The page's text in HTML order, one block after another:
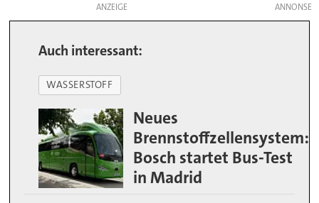
ANZEIGE
Auch interessant:
WASSERSTOFF
Neues
Brennstoffzellensystem:
Bosch startet Bus-Test
in Madrid